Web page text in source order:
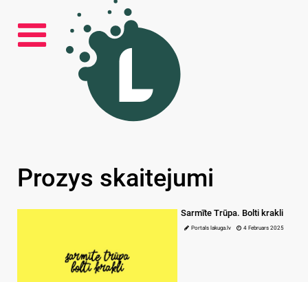
Prozys skaitejumi
Sarmīte Trūpa. Bolti krakli
Portals lakuga.lv 4 Februars 2025